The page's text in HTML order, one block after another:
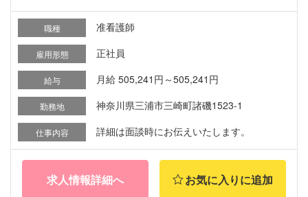
職種 准看護師
雇用形態 正社員
給与 月給 505,241円～505,241円
勤務地 神奈川県三浦市三崎町諸磯1523-1
仕事内容 詳細は面談時にお伝えいたします。
求人情報詳細へ お気に入りに追加